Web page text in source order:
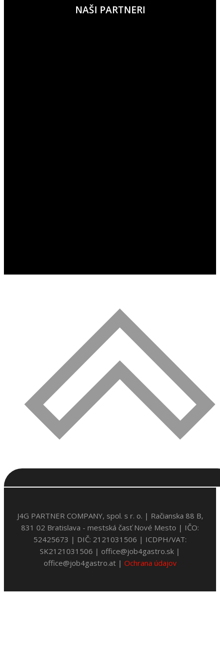
NAŠI PARTNERI
J4G PARTNER COMPANY, spol. s r. o. | Račianska 88 B,
831 02 Bratislava - mestská časť Nové Mesto | IČO:
52425673 | DIČ: 2121031506 | ICDPH/VAT:
SK2121031506 | office@job4gastro.sk |
office@job4gastro.at | Ochrana údajov